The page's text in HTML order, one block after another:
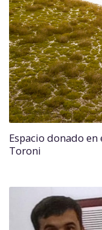
Espacio donado
Toroni